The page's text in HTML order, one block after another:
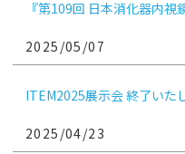
『第109回 日本消化器内
2025/05/07
ITEM2025展示会 終了いた
2025/04/23